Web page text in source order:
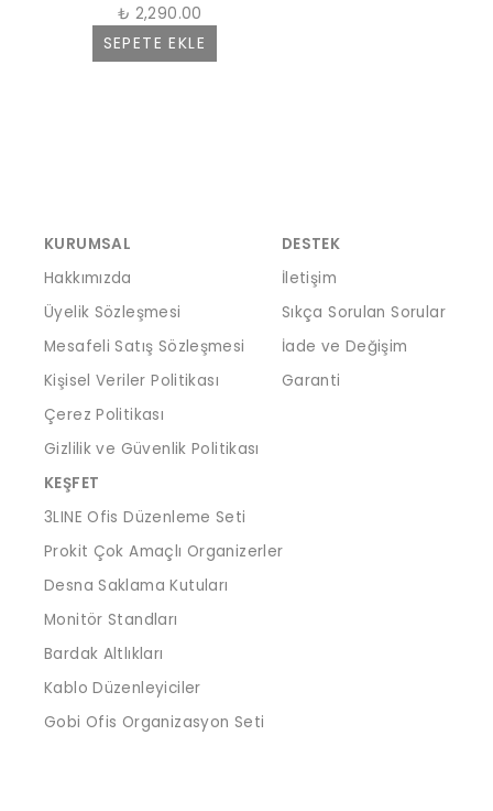
₺ 2,290.00
SEPETE EKLE
KURUMSAL
Hakkımızda
Üyelik Sözleşmesi
Mesafeli Satış Sözleşmesi
Kişisel Veriler Politikası
Çerez Politikası
Gizlilik ve Güvenlik Politikası
DESTEK
İletişim
Sıkça Sorulan Sorular
İade ve Değişim
Garanti
KEŞFET
3LINE Ofis Düzenleme Seti
Prokit Çok Amaçlı Organizerler
Desna Saklama Kutuları
Monitör Standları
Bardak Altlıkları
Kablo Düzenleyiciler
Gobi Ofis Organizasyon Seti